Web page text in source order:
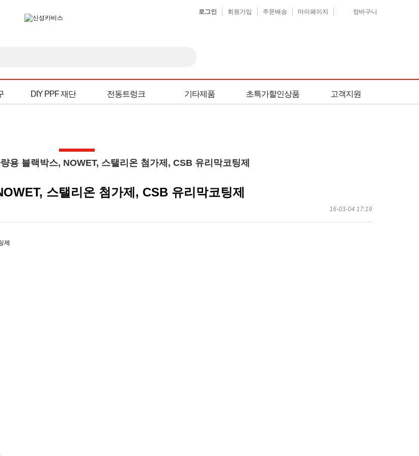
장바구니
마이페이지
주문배송
회원가입
로그인
DIY PPF 재단 전동트렁크 기타제품 초특가할인상품 고객지원
용 블랙박스, NOWET, 스탤리온 첨가제, CSB 유리막코팅제
스탤리온 첨가제, CSB 유리막코팅제
16-03-04 17:19
제